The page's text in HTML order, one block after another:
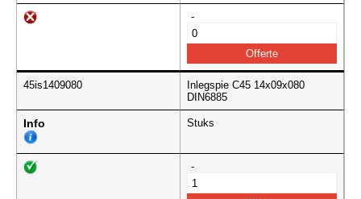
-
45is1409080
Inlegspie C45 14x09x080
DIN6885
Info Stuks
-